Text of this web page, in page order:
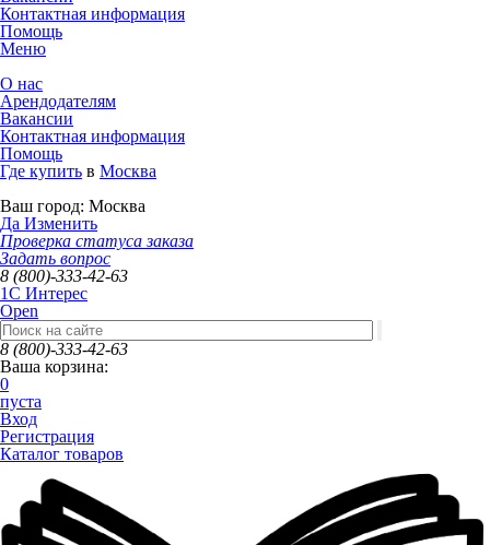
Контактная информация
Помощь
Меню
О нас
Арендодателям
Вакансии
Контактная информация
Помощь
Где купить в Москва
Ваш город: Москва
Да Изменить
Проверка статуса заказа
Задать вопрос
8 (800)-333-42-63
1C Интерес
Open
8 (800)-333-42-63
Ваша корзина:
0
пуста
Вход
Регистрация
Каталог товаров